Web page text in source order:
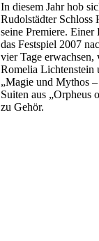
In diesem Jahr hob
Rudolstädter Schloss
seine Premiere.
das Festspiel 2007
vier Tage
Romelia Lichtenstein
„Magie und Mythos
Suiten aus „Orpheus
zu Gehör.